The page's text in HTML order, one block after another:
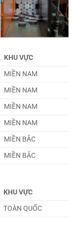
KHU VỰC
MIỀN NAM
MIỀN NAM
MIỀN NAM
MIỀN NAM
MIỀN BẮC
MIỀN BẮC
KHU VỰC
TOÀN QUỐC